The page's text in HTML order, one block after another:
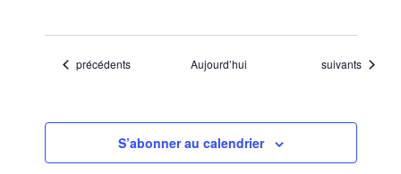
Évènements
précédents Aujourd’hui Évènements
suivants
S’abonner au calendrier